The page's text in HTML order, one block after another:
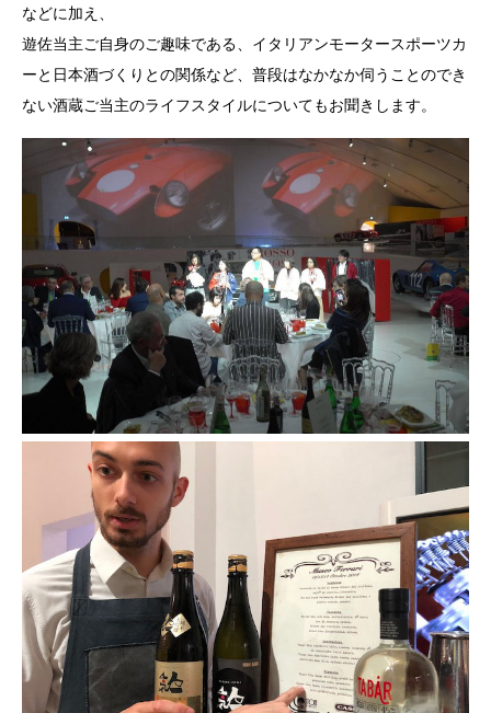
などに加え、
遊佐当主ご自身のご趣味である、イタリアンモータースポーツカ
ーと日本酒づくりとの関係など、普段はなかなか伺うことのでき
ない酒蔵ご当主のライフスタイルについてもお聞きします。